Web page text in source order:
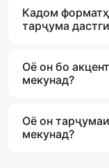
Кадом
тарҷума
Оё он бо
мекунад?
Оё он
мекунад?